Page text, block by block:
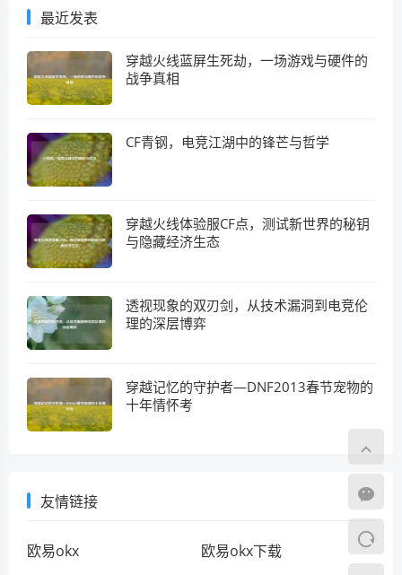
最近发表
穿越火线蓝屏生死劫，一场游戏与硬件的
战争真相
CF青钢，电竞江湖中的锋芒与哲学
穿越火线体验服CF点，测试新世界的秘钥
与隐藏经济生态
透视现象的双刃剑，从技术漏洞到电竞伦
理的深层博弈
穿越记忆的守护者—DNF2013春节宠物的
十年情怀考
友情链接
欧易okx
欧易okx下载